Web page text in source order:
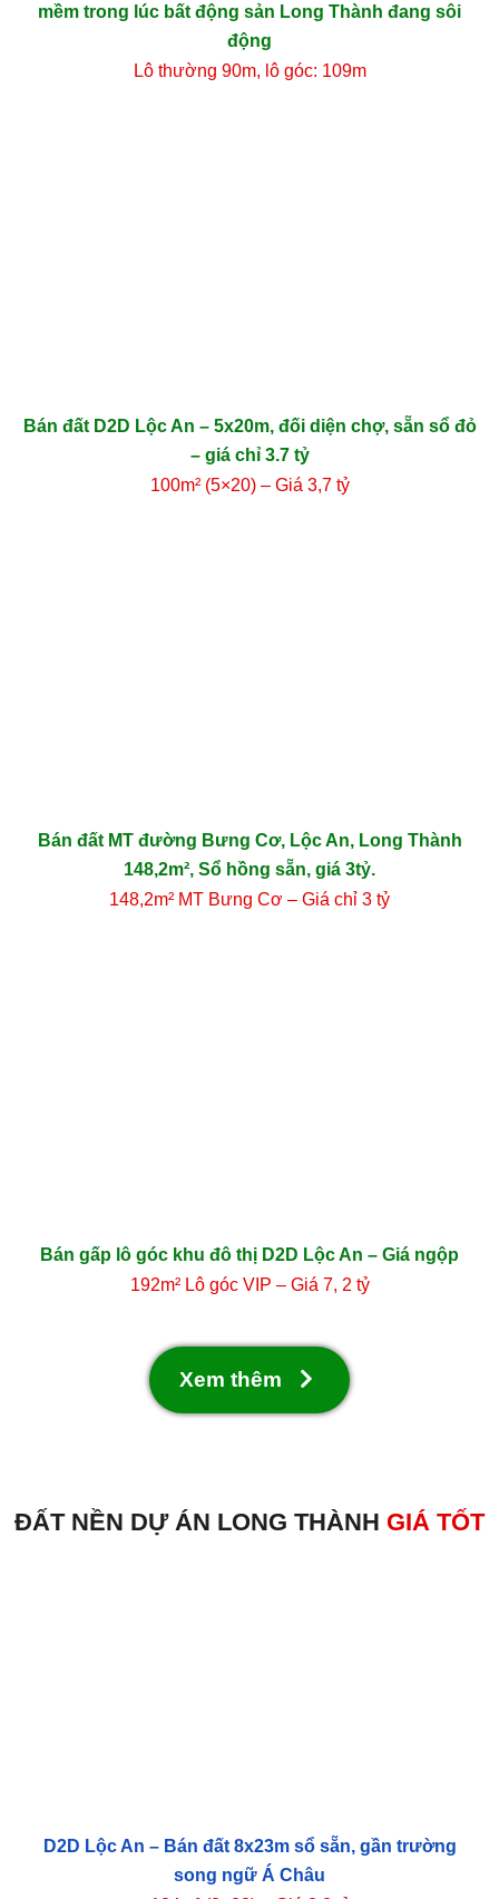
mềm trong lúc bất động sản Long Thành đang sôi
động
Lô thường 90m, lô góc: 109m
Bán đất D2D Lộc An – 5x20m, đối diện chợ, sẵn sổ đỏ
– giá chỉ 3.7 tỷ
100m² (5×20) – Giá 3,7 tỷ
Bán đất MT đường Bưng Cơ, Lộc An, Long Thành
148,2m², Sổ hồng sẵn, giá 3tỷ.
148,2m² MT Bưng Cơ – Giá chỉ 3 tỷ
Bán gấp lô góc khu đô thị D2D Lộc An – Giá ngộp
192m² Lô góc VIP – Giá 7, 2 tỷ
Xem thêm
ĐẤT NỀN DỰ ÁN LONG THÀNH GIÁ TỐT
D2D Lộc An – Bán đất 8x23m sổ sẵn, gần trường
song ngữ Á Châu